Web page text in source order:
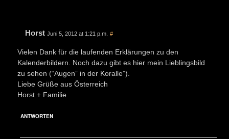
Horst Juni 5, 2012 at 1:21 p.m. #
Vielen Dank für die laufenden Erklärungen zu den
Kalenderbildern. Noch dazu gibt es hier mein Lieblingsbild
zu sehen (“Augen” in der Koralle”).
Liebe Grüße aus Österreich
Horst + Familie
ANTWORTEN